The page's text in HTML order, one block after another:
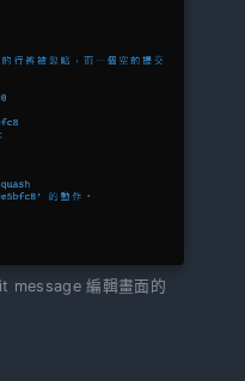
message 編輯畫面的